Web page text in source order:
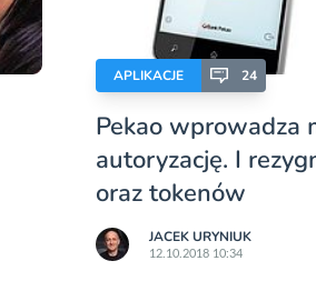
APLIKACJE 24
Pekao wprowadza
autoryzację. I
oraz tokenów
JACEK URYNIUK
12.10.2018 10:34